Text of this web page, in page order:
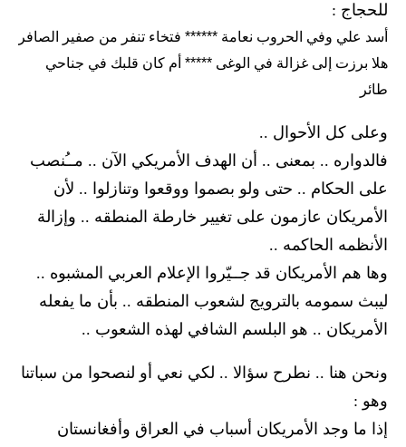
للحجاج :
أسد علي وفي الحروب نعامة ****** فتخاء تنفر من صفير الصافر
هلا برزت إلى غزالة في الوغى ***** أم كان قلبك في جناحي
طائر
وعلى كل الأحوال ..
فالدواره .. بمعنى .. أن الهدف الأمريكي الآن .. مــُنصب
على الحكام .. حتى ولو بصموا ووقعوا وتنازلوا .. لأن
الأمريكان عازمون على تغيير خارطة المنطقه .. وإزالة
الأنظمه الحاكمه ..
وها هم الأمريكان قد جــيّروا الإعلام العربي المشبوه ..
ليبث سمومه بالترويج لشعوب المنطقه .. بأن ما يفعله
الأمريكان .. هو البلسم الشافي لهذه الشعوب ..
ونحن هنا .. نطرح سؤالا .. لكي نعي أو لنصحوا من سباتنا
وهو :
إذا ما وجد الأمريكان أسباب في العراق وأفغانستان